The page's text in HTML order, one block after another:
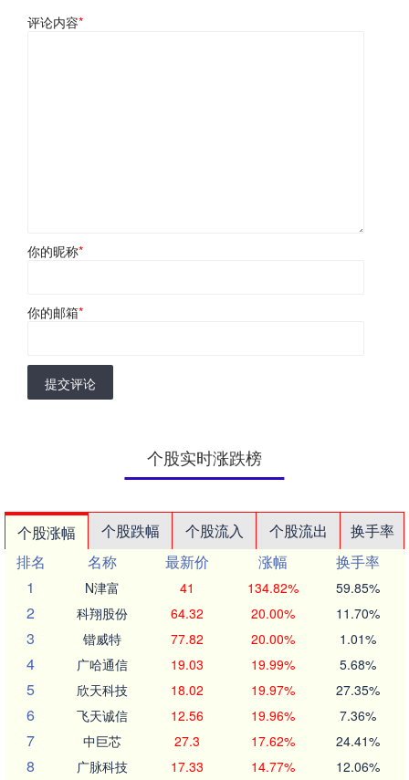
评论内容*
你的昵称*
你的邮箱*
提交评论
个股实时涨跌榜
个股涨幅 个股跌幅 个股流入 个股流出
换手率
排名
名称 最新价 涨幅
换手率
1
N津富 41 134.82% 59.85%
2 科翔股份 64.32 20.00% 11.70%
3 锴威特 77.82 20.00% 1.01%
4 广哈通信 19.03 19.99% 5.68%
5 欣天科技 18.02 19.97% 27.35%
6 飞天诚信 12.56 19.96% 7.36%
7 中巨芯 27.3 17.62% 24.41%
8 广脉科技 17.33 14.77% 12.06%